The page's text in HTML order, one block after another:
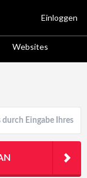
Websites
Einloggen